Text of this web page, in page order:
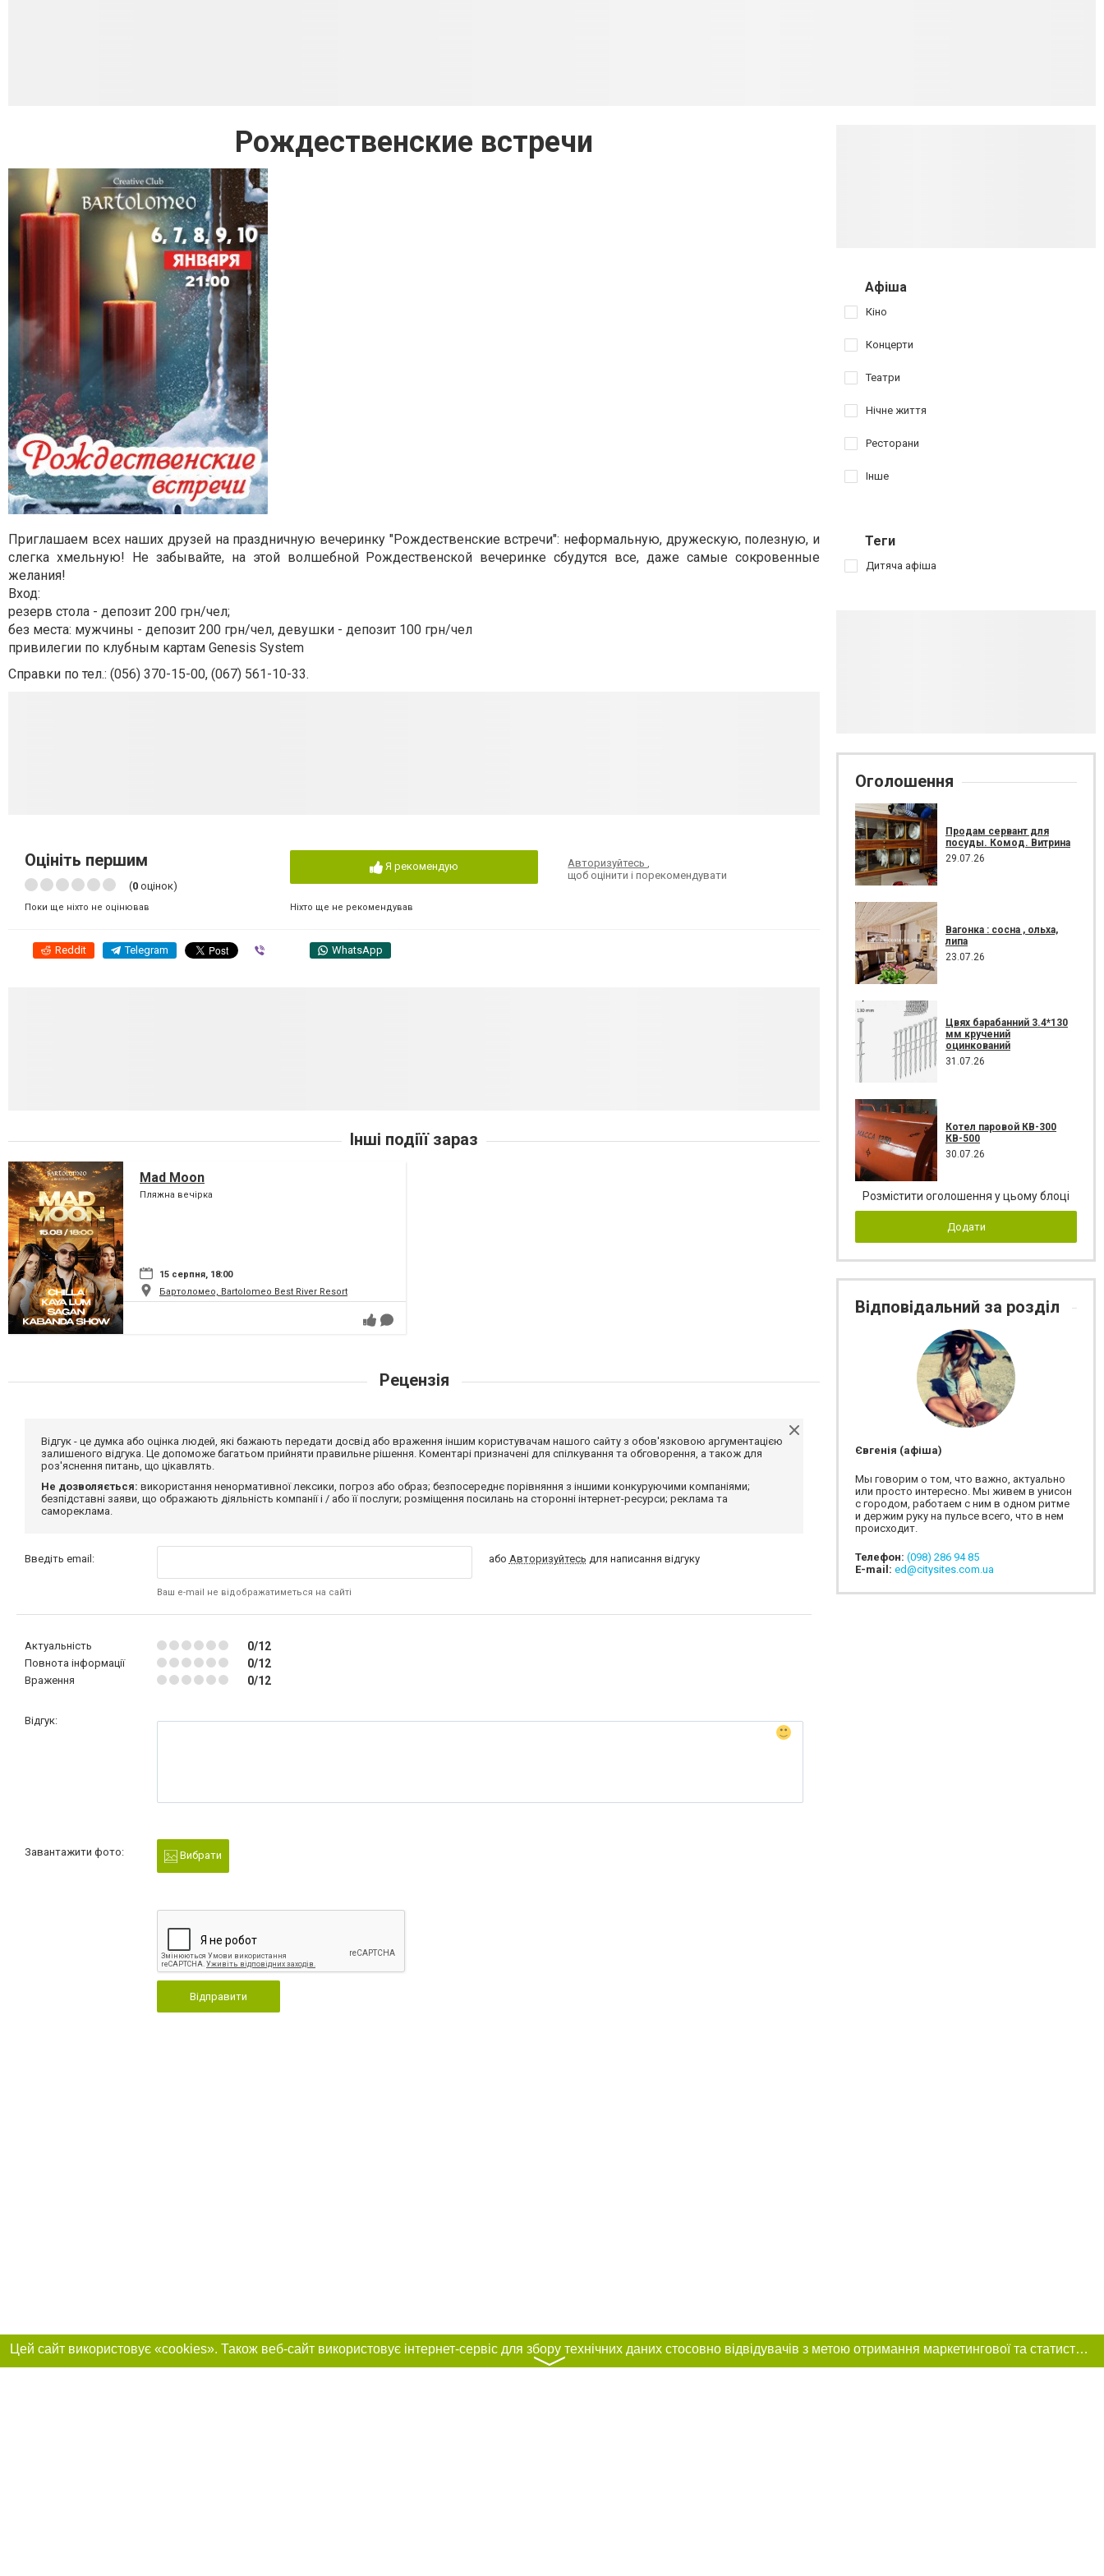
Рождественские встречи
Приглашаем всех наших друзей на праздничную вечеринку "Рождественские встречи": неформальную, дружескую, полезную, и
слегка хмельную! Не забывайте, на этой волшебной Рождественской вечеринке сбудутся все, дажесамые сокровенные
желания!
Вход:
резерв стола - депозит 200 грн/чел;
без места: мужчины - депозит 200 грн/чел, девушки - депозит 100 грн/чел
привилегии по клубным картам Genesis System
Справки по тел.: (056) 370-15-00, (067) 561-10-33.
Оцініть першим
(0 оцінок)
Поки ще ніхто не оцінював
Я рекомендую
Ніхто ще не рекомендував
Авторизуйтесь,
щоб оцінити і порекомендувати
Reddit Telegram WhatsApp
Інші подіїї зараз
Mad Moon
Пляжна вечірка
15 серпня, 18:00
Бартоломео, Bartolomeo Best River Resort
Рецензія
Відгук - це думка або оцінка людей, які бажають передати досвід або враження іншим користувачам нашого сайту з обов'язковою аргументацією
залишеного відгука. Це допоможе багатьом прийняти правильне рішення. Коментарі призначені для спілкування та обговорення, а також для
роз'яснення питань, що цікавлять.
Не дозволяється: використання ненормативної лексики, погроз або образ; безпосереднє порівняння з іншими конкуруючими компаніями;
безпідставні заяви, що ображають діяльність компанії і / або її послуги; розміщення посилань на сторонні інтернет-ресурси; реклама та
самореклама.
Введіть email:
Ваш e-mail не відображатиметься на сайті
або Авторизуйтесь для написання відгуку
Актуальність 0/12
Повнота інформації 0/12
Враження 0/12
Відгук:
Завантажити фото: Вибрати
Відправити
Афіша
Кіно
Концерти
Театри
Нічне життя
Ресторани
Інше
Теги
Дитяча афіша
Оголошення
Продам сервант для
посуды. Комод. Витрина
29.07.26
Вагонка : сосна , ольха,
липа
23.07.26
Цвях барабанний 3.4*130
мм кручений
оцинкований
31.07.26
Котел паровой КВ-300
КВ-500
30.07.26
Розмістити оголошення у цьому блоці
Додати
Відповідальний за розділ
Євгенія (афіша)
Мы говорим о том, что важно, актуально
или просто интересно. Мы живем в унисон
с городом, работаем с ним в одном ритме
и держим руку на пульсе всего, что в нем
происходит.
Телефон: (098) 286 94 85
E-mail: ed@citysites.com.ua
Цей сайт використовує «cookies». Також веб-сайт використовує інтернет-сервіс для збору технічних даних стосовно відвідувачів з метою отримання маркетингової та статистичної інформації. Умови обробки даних відвідувачів сайту див.
〉